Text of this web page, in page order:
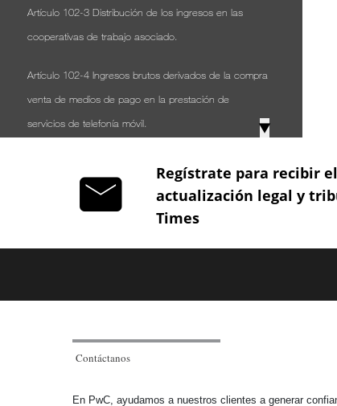
▼
Artículo 102-3 Distribución de los ingresos en las
cooperativas de trabajo asociado.
Artículo 102-4 Ingresos brutos derivados de la compra
venta de medios de pago en la prestación de
servicios de telefonía móvil.
Artículo 104 Realización de las deducciones para los
no obligados a llevar contabilidad.
Artículo 107 Las expensas necesarias son deducibles.
Artículo 107-1 Limitación de deducciones.
Regístrate para recibir
actualización legal y
Times
Contáctanos
En PwC, ayudamos a nuestros clientes a generar